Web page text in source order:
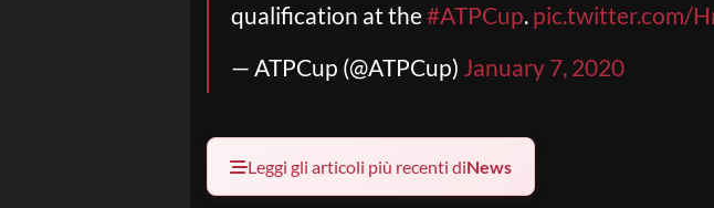
qualification at the#ATPCup. pic.twitter.com/
— ATPCup (@ATPCup) January 7, 2020
Leggi gli articoli più recenti diNews